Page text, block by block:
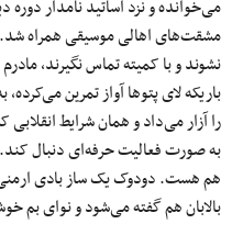
می‌خوانده و نزد اساتید نامدار دوره
مشقت‌های اهالی موسیقی همراه شد.
نشوند و با کمیته تماس نگیرند،
باریکه لای پتوها آواز تمرین
را آزار می‌داد و همان شرایط
به صورت فعالیت حرفه‌ای دنبال کند.
هم هست. دودوک یک ساز بادی
بالابان هم گفته می‌شود و نوای بم